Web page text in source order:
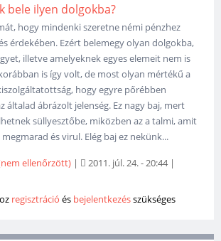
bele ilyen dolgokba?
hogy mindenki szeretne némi pénzhez
érdekében. Ezért belemegy olyan dolgokba,
illetve amelyeknek egyes elemeit nem is
is így volt, de most olyan mértékű a
hogy egyre pőrébben
általad ábrázolt jelenség. Ez nagy baj, mert
süllyesztőbe, miközben az a talmi, amit
és virul. Elég baj ez nekünk...
ellenőrzött) | 2011. júl. 24. - 20:44|
regisztráció és bejelentkezésszükséges